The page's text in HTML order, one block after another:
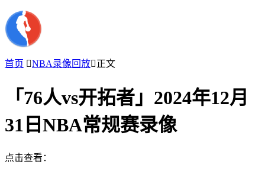
首页 NBA录像回放正文
「76人vs开拓者」2024年12月
31日NBA常规赛录像
点击查看：